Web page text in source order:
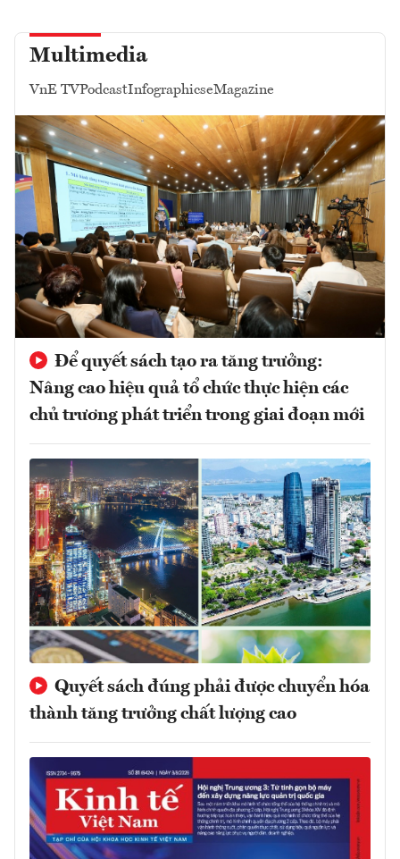
Multimedia
VnE TVPodcastInfographicseMagazine
Để quyết sách tạo ra tăng trưởng:
Nâng cao hiệu quả tổ chức thực hiện các
chủ trương phát triển trong giai đoạn mới
Quyết sách đúng phải được chuyển hóa
thành tăng trưởng chất lượng cao